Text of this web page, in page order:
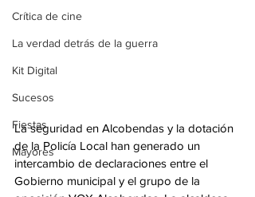
Crítica de cine
La verdad detrás de la guerra
Kit Digital
Sucesos
Fiestas
Mayores
La seguridad en Alcobendas y la dotación
de la Policía Local han generado un
intercambio de declaraciones entre el
Gobierno municipal y el grupo de la